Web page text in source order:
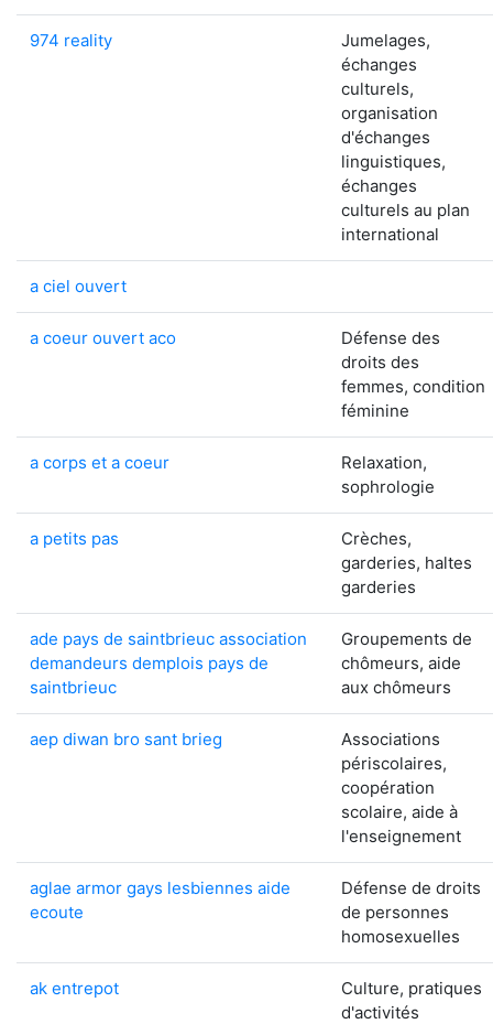
974 reality
Jumelages,
échanges
culturels,
organisation
d'échanges
linguistiques,
échanges
culturels au plan
international
a ciel ouvert
a coeur ouvert aco
Défense des
droits des
femmes, condition
féminine
a corps et a coeur
Relaxation,
sophrologie
a petits pas
Crèches,
garderies, haltes
garderies
ade pays de saintbrieuc association
demandeurs demplois pays de
saintbrieuc
Groupements de
chômeurs, aide
aux chômeurs
aep diwan bro sant brieg
Associations
périscolaires,
coopération
scolaire, aide à
l'enseignement
aglae armor gays lesbiennes aide
ecoute
Défense de droits
de personnes
homosexuelles
ak entrepot
Culture, pratiques
d'activités